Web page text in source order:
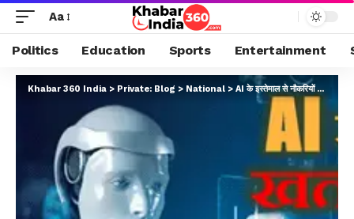
Aa
Politics Education Sports Entertainment
Khabar 360 India > Private: Blog > National > AI के इस्तेमाल से नौकरियों पर बढ़ेगा खतरा? सरकार ने बताया क्या हो सकता है…